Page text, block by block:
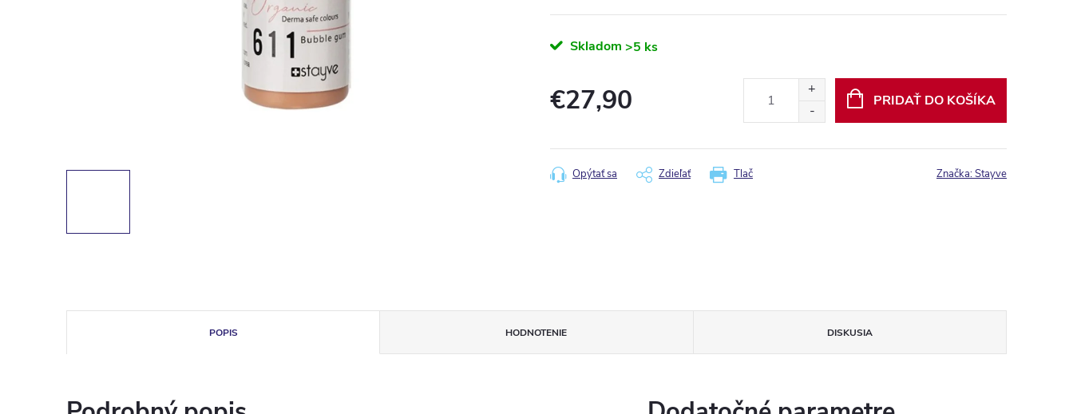
Skladom >5 ks
€27,90 PRIDAŤ DO KOŠÍKA
Tlač
Opýtať sa Zdieľať Značka:Stayve
POPIS HODNOTENIE DISKUSIA